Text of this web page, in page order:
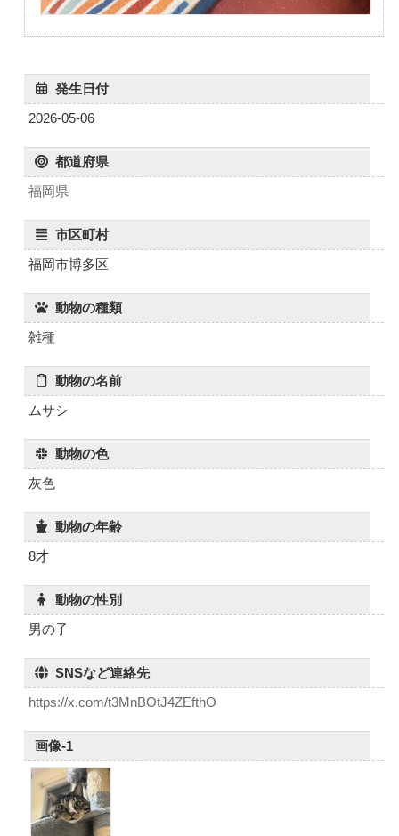
発生日付
2026-05-06
都道府県
福岡県
市区町村
福岡市博多区
動物の種類
雑種
動物の名前
ムサシ
動物の色
灰色
動物の年齢
8才
動物の性別
男の子
SNSなど連絡先
https://x.com/t3MnBOtJ4ZEfthO
画像-1